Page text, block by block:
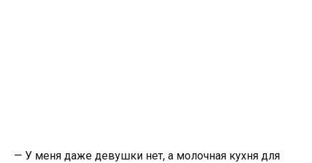
— У меня даже девушки нет, а молочная кухня для